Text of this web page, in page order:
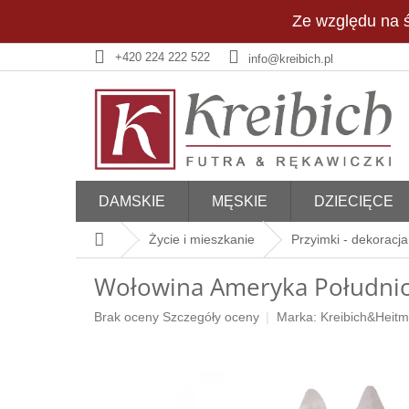
treści
Ze względu na
+420 224 222 522 info@kreibich.pl
DAMSKIE MĘSKIE DZIECIĘCE
Home Życie i mieszkanie Przyimki - dekoracja
Wołowina Ameryka
Średnia
Brak oceny Szczegóły oceny Marka: